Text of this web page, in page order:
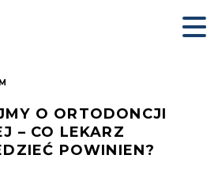
O ORTODONCJI
– CO LEKARZ
POWINIEN?